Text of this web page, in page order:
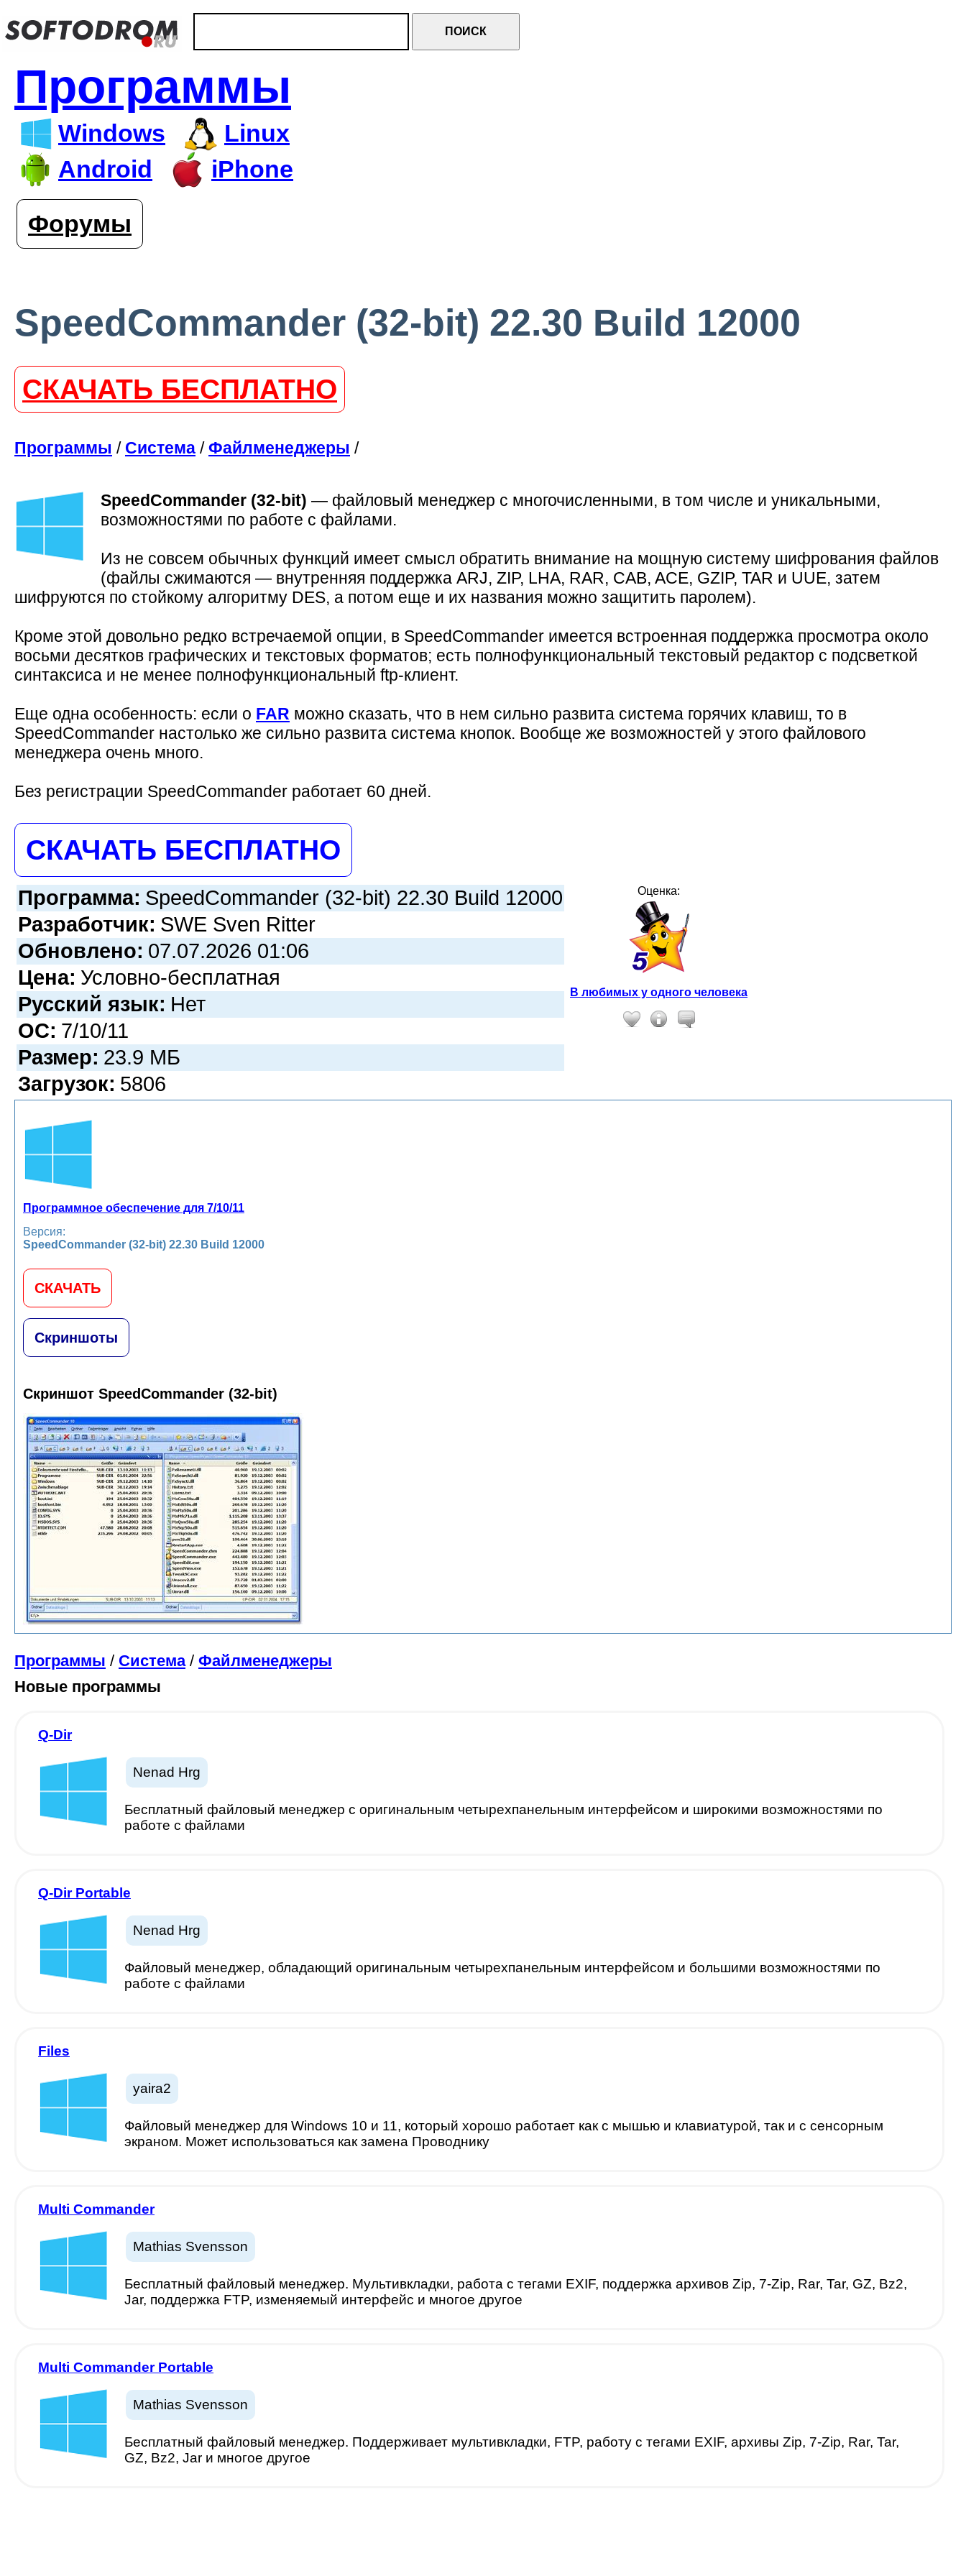
Программы
Windows
Linux
Android
iPhone
Форумы
SpeedCommander (32-bit) 22.30 Build 12000
СКАЧАТЬ БЕСПЛАТНО
Программы / Система / Файлменеджеры /
SpeedCommander (32-bit) — файловый менеджер с многочисленными, в том числе и уникальными,
возможностями по работе с файлами.
Из не совсем обычных функций имеет смысл обратить внимание на мощную систему шифрования файлов
(файлы сжимаются — внутренняя поддержка ARJ, ZIP, LHA, RAR, CAB, ACE, GZIP, TAR и UUE, затем
шифруются по стойкому алгоритму DES, а потом еще и их названия можно защитить паролем).
Кроме этой довольно редко встречаемой опции, в SpeedCommander имеется встроенная поддержка просмотра около
восьми десятков графических и текстовых форматов; есть полнофункциональный текстовый редактор с подсветкой
синтаксиса и не менее полнофункциональный ftp-клиент.
Еще одна особенность: если о FAR можно сказать, что в нем сильно развита система горячих клавиш, то в
SpeedCommander настолько же сильно развита система кнопок. Вообще же возможностей у этого файлового
менеджера очень много.
Без регистрации SpeedCommander работает 60 дней.
СКАЧАТЬ БЕСПЛАТНО
Программа: SpeedCommander (32-bit) 22.30 Build 12000
Разработчик: SWE Sven Ritter
Обновлено: 07.07.2026 01:06
Цена: Условно-бесплатная
Русский язык: Нет
ОС: 7/10/11
Размер: 23.9 МБ
Загрузок: 5806
Оценка:
В любимых у одного человека
Программное обеспечение для 7/10/11
Версия:
SpeedCommander (32-bit) 22.30 Build 12000
СКАЧАТЬ
Скриншоты
Скриншот SpeedCommander (32-bit)
Программы / Система/ Файлменеджеры
Новые программы
Q-Dir
Nenad Hrg
Бесплатный файловый менеджер с оригинальным четырехпанельным интерфейсом и широкими возможностями по
работе с файлами
Q-Dir Portable
Nenad Hrg
Файловый менеджер, обладающий оригинальным четырехпанельным интерфейсом и большими возможностями по
работе с файлами
Files
yaira2
Файловый менеджер для Windows 10 и 11, который хорошо работает как с мышью и клавиатурой, так и с сенсорным
экраном. Может использоваться как замена Проводнику
Multi Commander
Mathias Svensson
Бесплатный файловый менеджер. Мультивкладки, работа с ​​тегами EXIF, поддержка архивов Zip, 7-Zip, Rar, Tar, GZ, Bz2,
Jar, поддержка FTP, изменяемый интерфейс и многое другое
Multi Commander Portable
Mathias Svensson
Бесплатный файловый менеджер. Поддерживает мультивкладки, FTP, работу с ​​тегами EXIF, архивы Zip, 7-Zip, Rar, Tar,
GZ, Bz2, Jar и многое другое